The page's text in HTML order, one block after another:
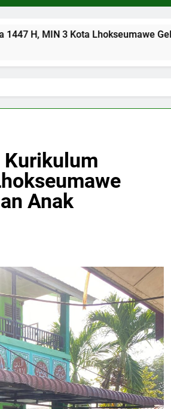
Hari Raya Idul Adha 1447 H, MIN 3 Kota
Kurikulum
Anak